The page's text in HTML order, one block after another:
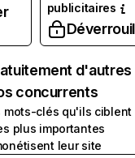
publicitaires
d'autres
concurrents
mots-clés qu'ils ciblent
plus importantes
leur site